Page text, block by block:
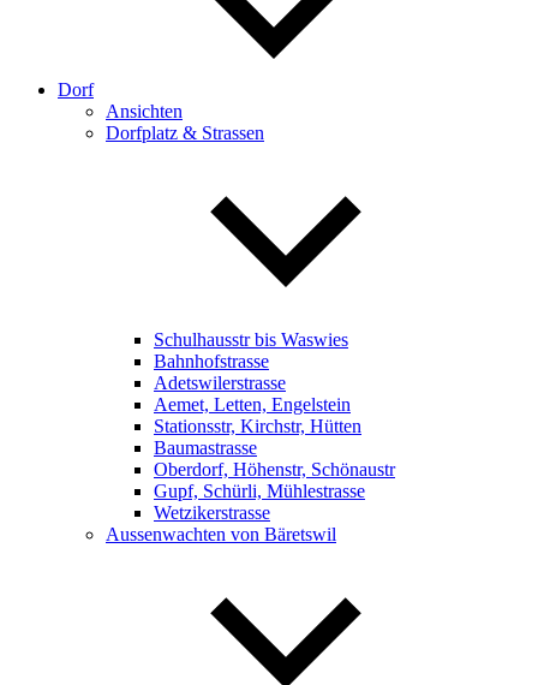
Dorf
Ansichten
Dorfplatz & Strassen
Schulhausstr bis Waswies
Bahnhofstrasse
Adetswilerstrasse
Aemet, Letten, Engelstein
Stationsstr, Kirchstr, Hütten
Baumastrasse
Oberdorf, Höhenstr, Schönaustr
Gupf, Schürli, Mühlestrasse
Wetzikerstrasse
Aussenwachten von Bäretswil